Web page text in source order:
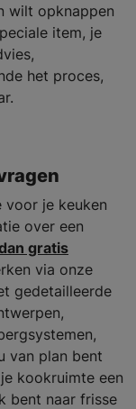
wilt opknappen
item, je
het proces,
voor je keuken
over een
gratis
via onze
gedetailleerde
van plan bent
kookruimte een
bent naar frisse